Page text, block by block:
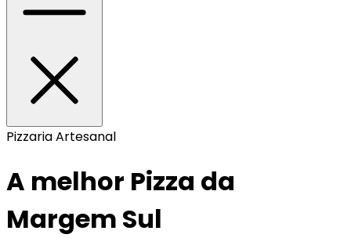
Pizzaria Artesanal
A melhor Pizza da
Margem Sul